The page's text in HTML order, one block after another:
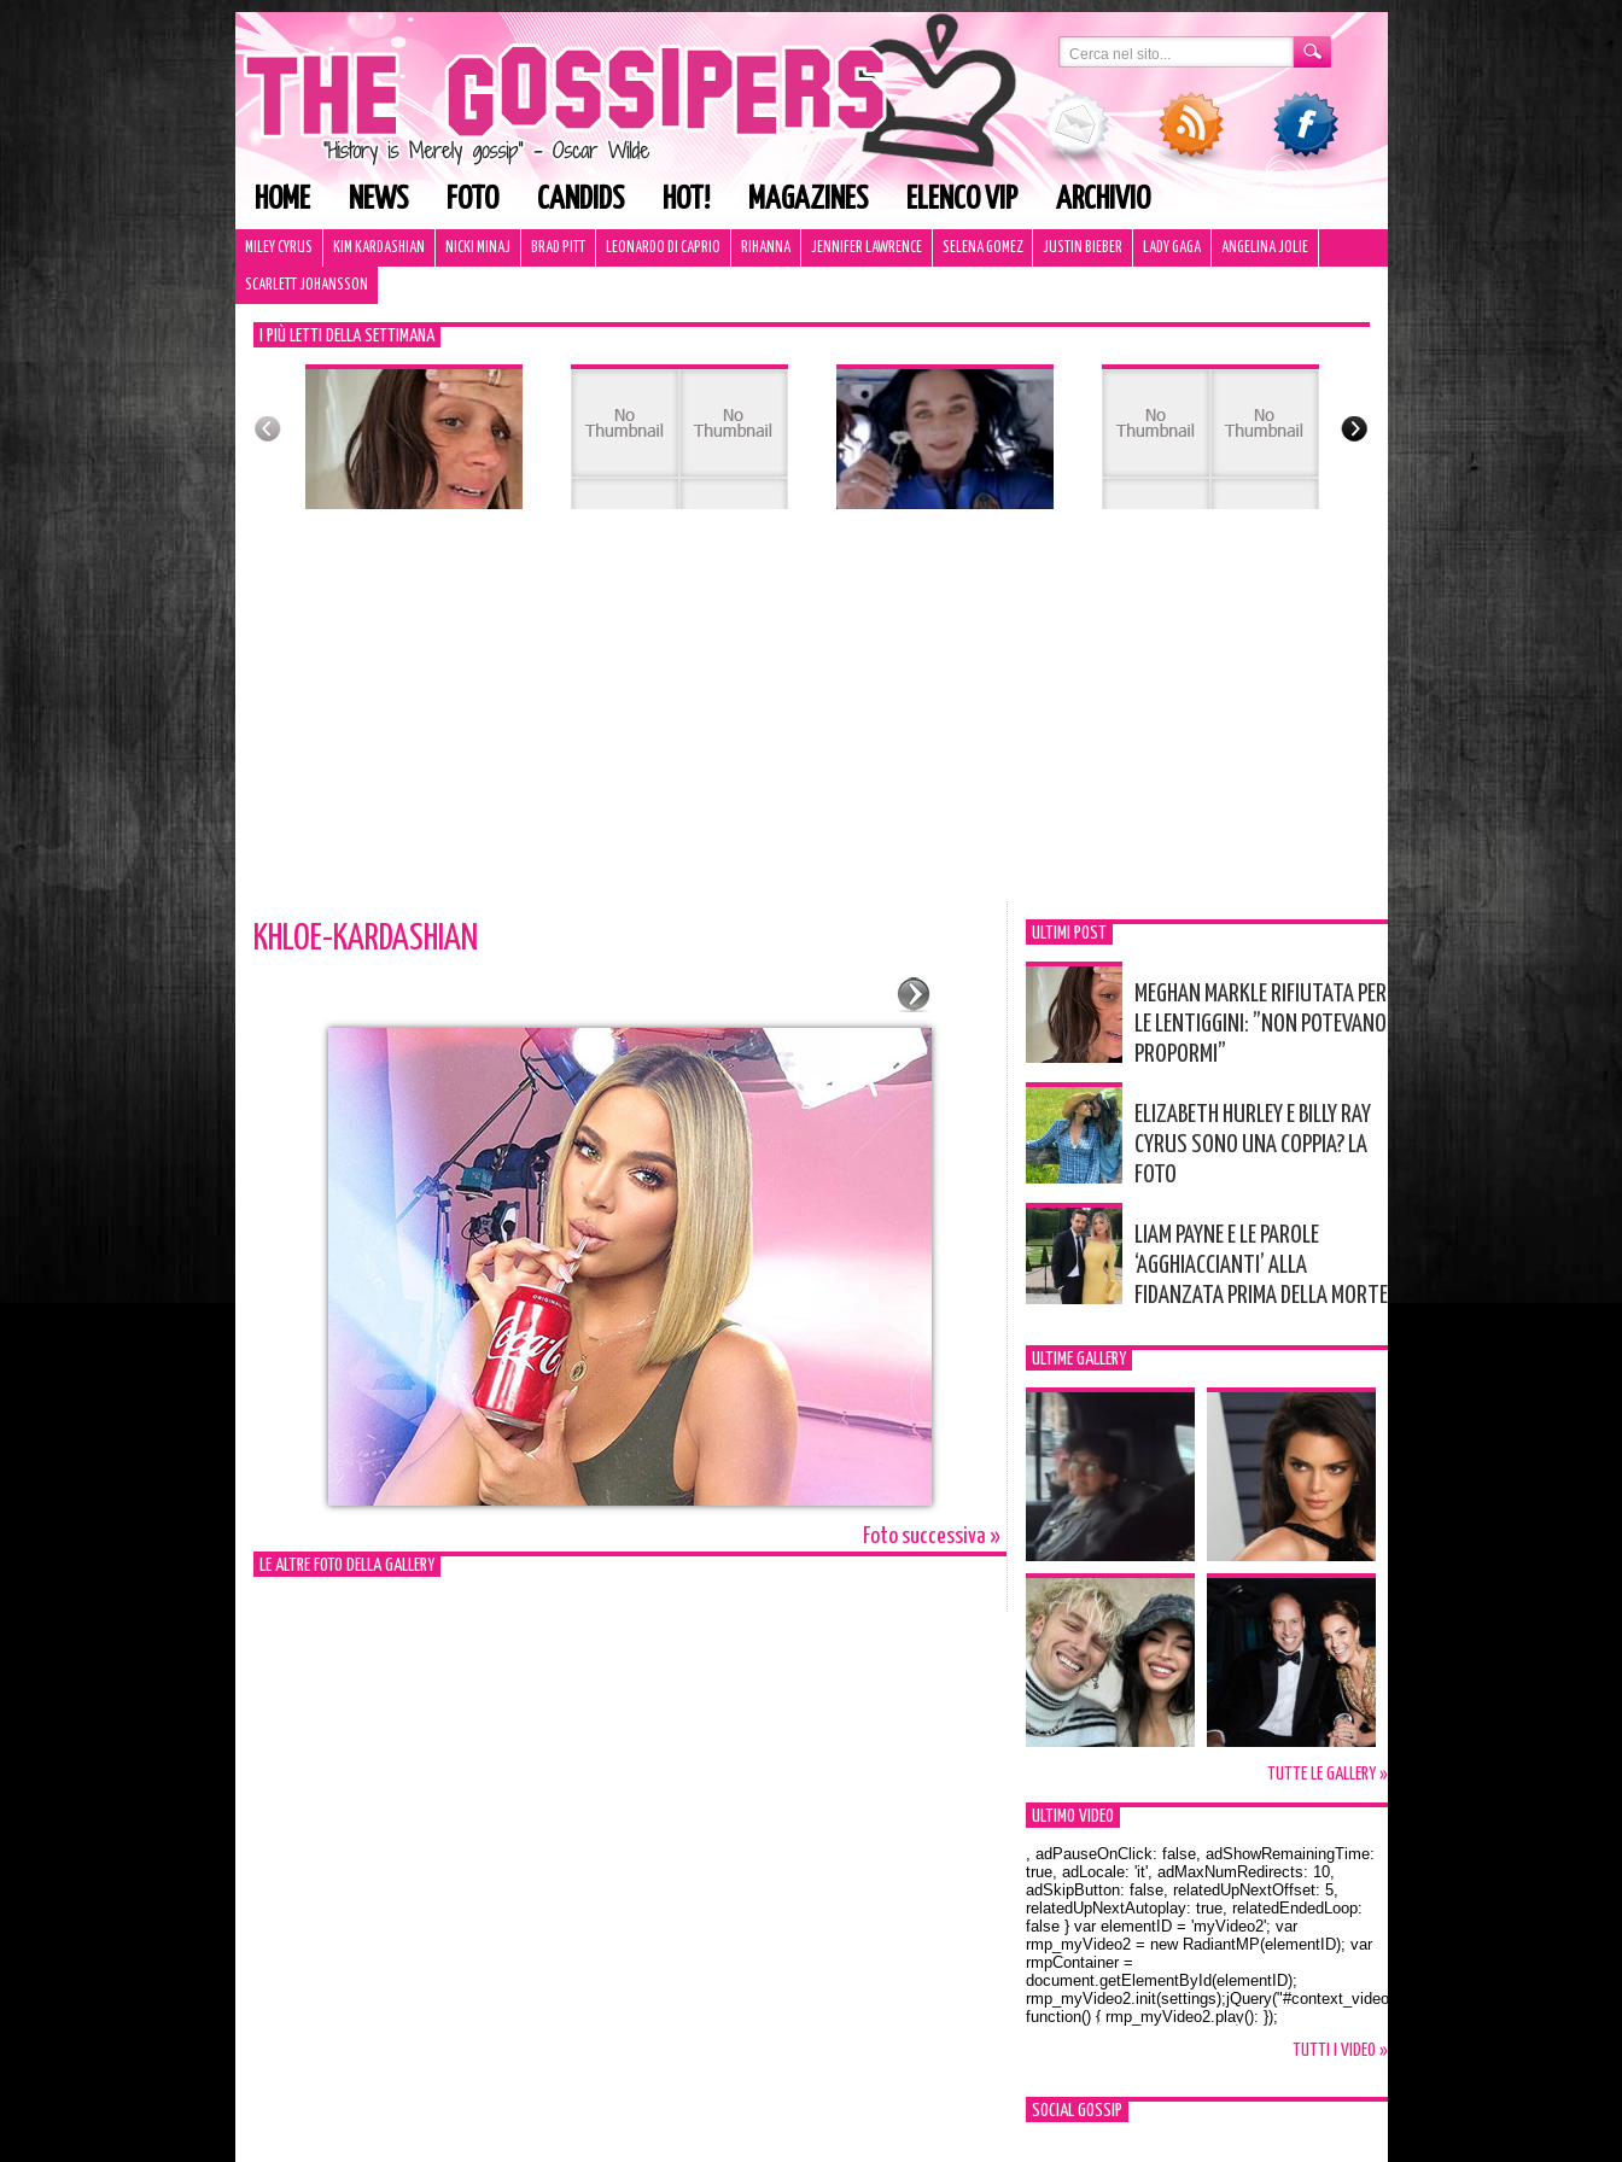
HOME NEWS FOTO CANDIDS HOT! MAGAZINES ELENCO VIP ARCHIVIO
MILEY CYRUS KIM KARDASHIAN NICKI MINAJ BRAD PITT LEONARDO DI CAPRIO RIHANNA JENNIFER LAWRENCE SELENA GOMEZ JUSTIN BIEBER LADY GAGA ANGELINA JOLIE
SCARLETT JOHANSSON
I PIÙ LETTI DELLA SETTIMANA
KHLOE-KARDASHIAN
Foto successiva »
LE ALTRE FOTO DELLA GALLERY
ULTIMI POST
MEGHAN MARKLE RIFIUTATA PER
LE LENTIGGINI: ”NON POTEVANO
PROPORMI”
ELIZABETH HURLEY E BILLY RAY
CYRUS SONO UNA COPPIA? LA
FOTO
LIAM PAYNE E LE PAROLE
‘AGGHIACCIANTI’ ALLA
FIDANZATA PRIMA DELLA MORTE
ULTIME GALLERY
TUTTE LE GALLERY »
ULTIMO VIDEO
Orlando Bloom e la t-shirt dedicata a Flynn
, adPauseOnClick: false, adShowRemainingTime:
true, adLocale: 'it', adMaxNumRedirects: 10,
adSkipButton: false, relatedUpNextOffset: 5,
relatedUpNextAutoplay: true, relatedEndedLoop:
false } var elementID = 'myVideo2'; var
rmp_myVideo2 = new RadiantMP(elementID); var
rmpContainer =
document.getElementById(elementID);
rmp_myVideo2.init(settings);jQuery("#context_video2").one("mouseover",
function() { rmp_myVideo2.play(); });
TUTTI I VIDEO »
SOCIAL GOSSIP